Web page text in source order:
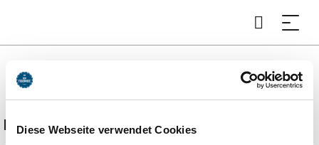
Diese Webseite verwendet Cookies
Beschreibung